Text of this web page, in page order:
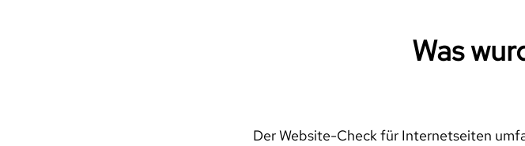
Was
Der Website-Check für Internetseiten